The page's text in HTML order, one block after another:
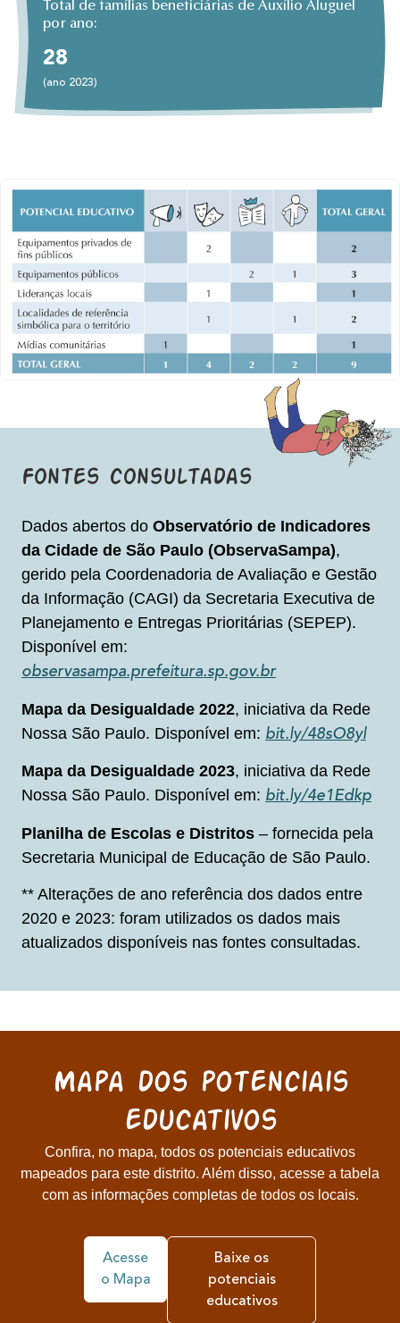
Total de famílias beneficiárias de Auxílio Aluguel
por ano:
28
(ano 2023)
Fontes consultadas
Dados abertos do Observatório de Indicadores
da Cidade de São Paulo (ObservaSampa),
gerido pela Coordenadoria de Avaliação e Gestão
da Informação (CAGI) da Secretaria Executiva de
Planejamento e Entregas Prioritárias (SEPEP).
Disponível em:
observasampa.prefeitura.sp.gov.br
Mapa da Desigualdade 2022, iniciativa da Rede
Nossa São Paulo. Disponível em: bit.ly/48sO8yl
Mapa da Desigualdade 2023, iniciativa da Rede
Nossa São Paulo. Disponível em: bit.ly/4e1Edkp
Planilha de Escolas e Distritos – fornecida pela
Secretaria Municipal de Educação de São Paulo.
** Alterações de ano referência dos dados entre
2020 e 2023: foram utilizados os dados mais
atualizados disponíveis nas fontes consultadas.
Mapa dos potenciais
educativos
Confira, no mapa, todos os potenciais educativos
mapeados para este distrito. Além disso, acesse a tabela
com as informações completas de todos os locais.
Acesse
o Mapa
Baixe os
potenciais
educativos